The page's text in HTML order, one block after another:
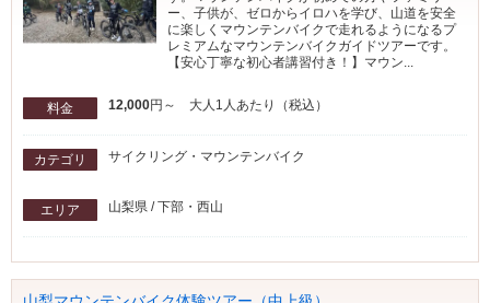
ー、子供が、ゼロからイロハを学び、山道を安全
に楽しくマウンテンバイクで走れるようになるプ
レミアムなマウンテンバイクガイドツアーです。
【安心丁寧な初心者講習付き！】マウン...
料金 12,000円～ 大人1人あたり（税込）
カテゴリ サイクリング・マウンテンバイク
エリア 山梨県 / 下部・西山